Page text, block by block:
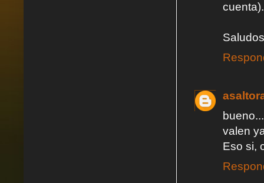
cuenta).
valen
Eso si,